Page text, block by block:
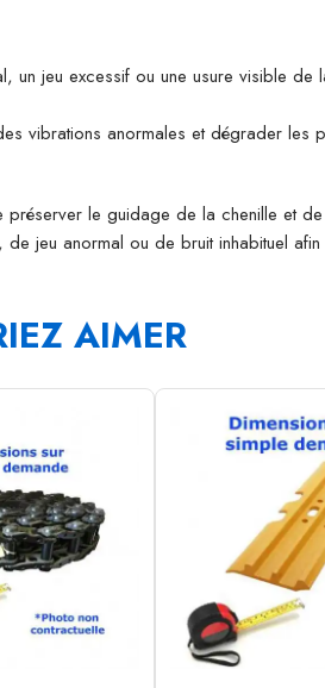
jeu excessif ou une usure visible
vibrations anormales et dégrader les
le guidage de la chenille et
jeu anormal ou de bruit inhabituel
AIMER